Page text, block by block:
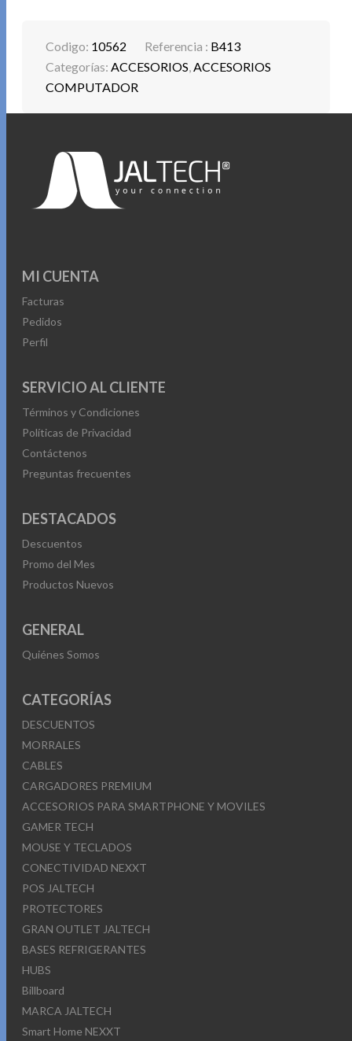
Codigo: 10562 Referencia : B413
Categorías:ACCESORIOS,ACCESORIOS
COMPUTADOR
MI CUENTA
Facturas
Pedidos
Perfil
SERVICIO AL CLIENTE
Términos y Condiciones
Políticas de Privacidad
Contáctenos
Preguntas frecuentes
DESTACADOS
Descuentos
Promo del Mes
Productos Nuevos
GENERAL
Quiénes Somos
CATEGORÍAS
DESCUENTOS
MORRALES
CABLES
CARGADORES PREMIUM
ACCESORIOS PARA SMARTPHONE Y MOVILES
GAMER TECH
MOUSE Y TECLADOS
CONECTIVIDAD NEXXT
POS JALTECH
PROTECTORES
GRAN OUTLET JALTECH
BASES REFRIGERANTES
HUBS
Billboard
MARCA JALTECH
Smart Home NEXXT